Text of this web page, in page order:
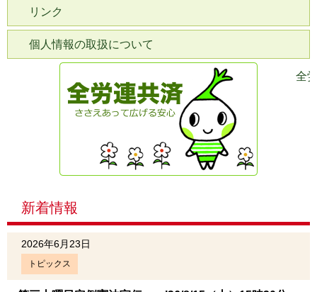
リンク
個人情報の取扱について
全
新着情報
2026年6月23日
トピックス